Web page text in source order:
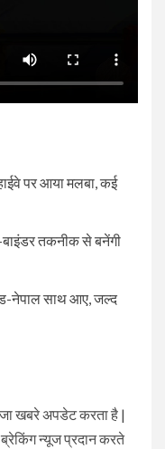
पर आया मलबा, कई
बाइंडर तकनीक से बनेंगी
नेपाल साथ आए, जल्द
खबरे अपडेट करता है |
न्यूज प्रदान करते